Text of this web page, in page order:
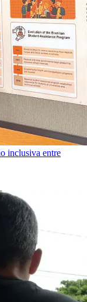
inclusiva entre